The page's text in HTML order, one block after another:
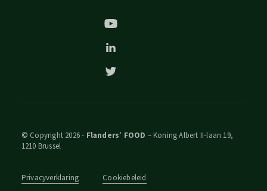
© Copyright 2026 - Flanders’ FOOD – Koning Albert II-laan 19,
1210 Brussel
Privacyverklaring
Cookiebeleid